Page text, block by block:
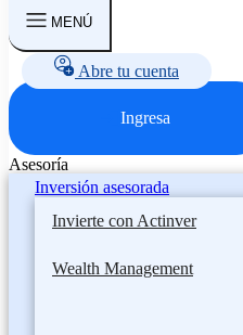
MENÚ
Abre tu cuenta
Ingresa
Asesoría
Inversión asesorada
Invierte con Actinver
Wealth Management